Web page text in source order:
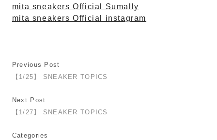
mita sneakers Official Sumally
mita sneakers Official instagram
Previous Post
【1/25】 SNEAKER TOPICS
Next Post
【1/27】 SNEAKER TOPICS
Categories